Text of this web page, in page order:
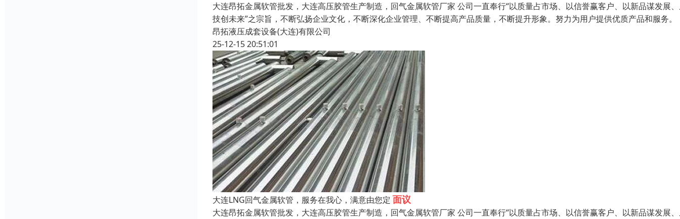
大连昂拓金属软管批发，大连高压胶管生产制造，回气金属软管厂家 公司一直奉行“以质量占市场、以信誉赢客户、以新品谋发展
技创未来”之宗旨，不断弘扬企业文化，不断深化企业管理、不断提高产品质量，不断提升形象。努力为用户提供优质产品和服务。
昂拓液压成套设备(大连)有限公司
25-12-15 20:51:01
大连LNG回气金属软管，服务在我心，满意由您定 面议
大连昂拓金属软管批发，大连高压胶管生产制造，回气金属软管厂家 公司一直奉行“以质量占市场、以信誉赢客户、以新品谋发展